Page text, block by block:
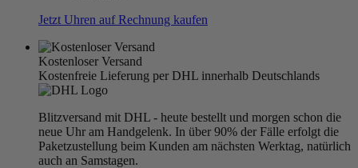
Jetzt Uhren auf Rechnung kaufen
Kostenloser Versand
Kostenfreie Lieferung per DHL innerhalb Deutschlands
Blitzversand mit DHL - heute bestellt und morgen schon die
neue Uhr am Handgelenk. In über 90% der Fälle erfolgt die
Paketzustellung beim Kunden am nächsten Werktag, natürlich
auch an Samstagen.